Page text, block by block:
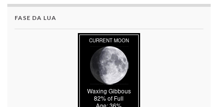
FASE DA LUA